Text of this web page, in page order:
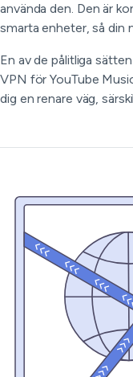
använda den. Den är
smarta enheter, så din
En av de pålitliga
VPN för YouTube
dig en renare väg,